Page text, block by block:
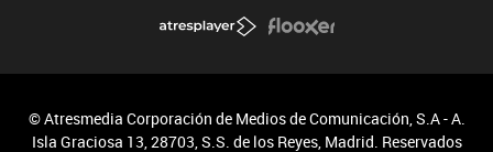
© Atresmedia Corporación de Medios de Comunicación, S.A - A.
Isla Graciosa 13, 28703, S.S. de los Reyes, Madrid. Reservados